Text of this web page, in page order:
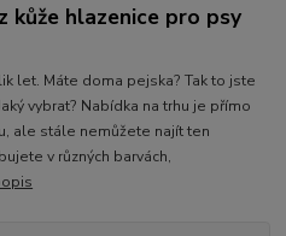
kůže hlazenice pro psy
let. Máte doma pejska? Tak to jste
vybrat? Nabídka na trhu je přímo
ale stále nemůžete najít ten
v různých barvách,